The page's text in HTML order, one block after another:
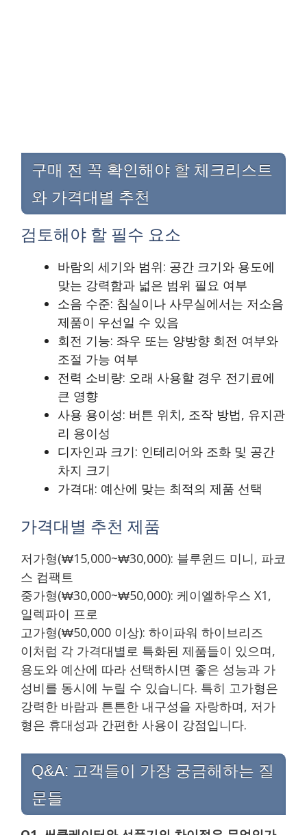
구매 전 꼭 확인해야 할 체크리스트
와 가격대별 추천
검토해야 할 필수 요소
바람의 세기와 범위: 공간 크기와 용도에
맞는 강력함과 넓은 범위 필요 여부
소음 수준: 침실이나 사무실에서는 저소음
제품이 우선일 수 있음
회전 기능: 좌우 또는 양방향 회전 여부와
조절 가능 여부
전력 소비량: 오래 사용할 경우 전기료에
큰 영향
사용 용이성: 버튼 위치, 조작 방법, 유지관
리 용이성
디자인과 크기: 인테리어와 조화 및 공간
차지 크기
가격대: 예산에 맞는 최적의 제품 선택
가격대별 추천 제품
저가형(₩15,000~₩30,000): 블루윈드 미니, 파코
스 컴팩트
중가형(₩30,000~₩50,000): 케이엘하우스 X1,
일렉파이 프로
고가형(₩50,000 이상): 하이파워 하이브리즈
이처럼 각 가격대별로 특화된 제품들이 있으며,
용도와 예산에 따라 선택하시면 좋은 성능과 가
성비를 동시에 누릴 수 있습니다. 특히 고가형은
강력한 바람과 튼튼한 내구성을 자랑하며, 저가
형은 휴대성과 간편한 사용이 강점입니다.
Q&A: 고객들이 가장 궁금해하는 질
문들